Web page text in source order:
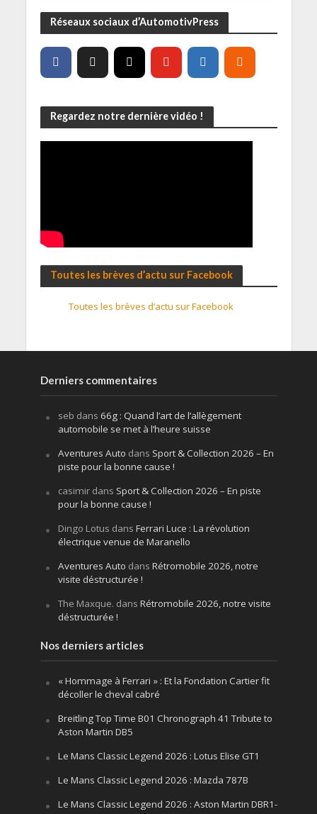
Réseaux sociaux d’AutomotivPress
Regardez notre dernière vidéo !
Toutes les brèves d’actu sur Facebook
Toutes les brèves d’actu sur Facebook
Derniers commentaires
seb dans 66g : Quand l’art de l’allègement
automobile se met à l’heure suisse
Aventures Auto dans Sport & Collection 2026 – En
piste pour la bonne cause !
casimirdans Sport & Collection 2026 – En piste
pour la bonne cause !
Dingo Lotus dans Ferrari Luce : La révolution
électrique venue de Maranello
Aventures Auto dans Rétromobile 2026, notre
visite déstructurée !
The Maxque. dans Rétromobile 2026, notre visite
déstructurée !
Nos derniers articles
« Hommage à Ferrari » : Et la Fondation Cartier fit
décoller le cheval cabré
Breitling Top Time B01 Chronograph 41 Tribute to
Aston Martin DB5
Le Mans Classic Legend 2026 : Lotus Elise GT1
Le Mans Classic Legend 2026 : Mazda 787B
Le Mans Classic Legend 2026 : Aston Martin DBR1-